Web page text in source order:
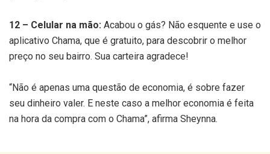
12 – Celular na mão: Acabou o gás? Não esquente e use o
aplicativo Chama, que é gratuito, para descobrir o melhor
preço no seu bairro. Sua carteira agradece!
“Não é apenas uma questão de economia, é sobre fazer
seu dinheiro valer. E neste caso a melhor economia é feita
na hora da compra com o Chama”, afirma Sheynna.